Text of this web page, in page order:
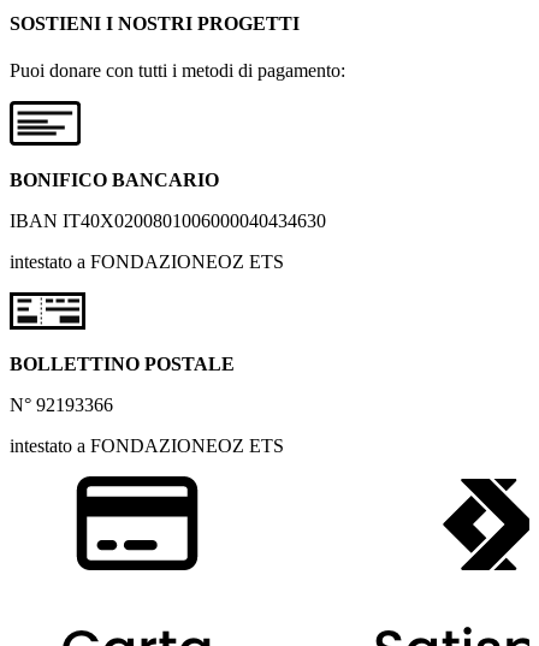
SOSTIENI I NOSTRI PROGETTI
Puoi donare con tutti i metodi di pagamento:
BONIFICO BANCARIO
IBAN IT40X0200801006000040434630
intestato a FONDAZIONEOZ ETS
BOLLETTINO POSTALE
N° 92193366
intestato a FONDAZIONEOZ ETS